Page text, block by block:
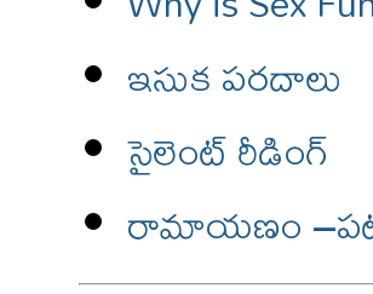
ఇసుక పరదాలు
సైలెంట్ రీడింగ్
రామాయణం